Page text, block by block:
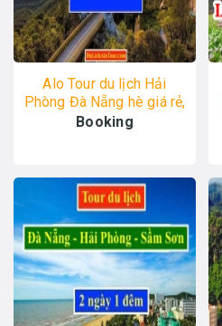
Alo Tour du lịch Hải
Phòng Đà Nẵng hè giá rẻ,
Alo: 0934.247.166
Booking